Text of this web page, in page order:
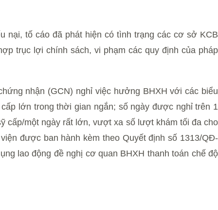
nại, tố cáo đã phát hiện có tình trạng các cơ sở KCB
trục lợi chính sách, vi phạm các quy định của pháp
nhận (GCN) nghỉ việc hưởng BHXH với các biểu
lớn trong thời gian ngắn; số ngày được nghỉ trên 1
cấp/một ngày rất lớn, vượt xa số lượt khám tối đa cho
được ban hành kèm theo Quyết định số 1313/QĐ-
lao động đề nghị cơ quan BHXH thanh toán chế độ